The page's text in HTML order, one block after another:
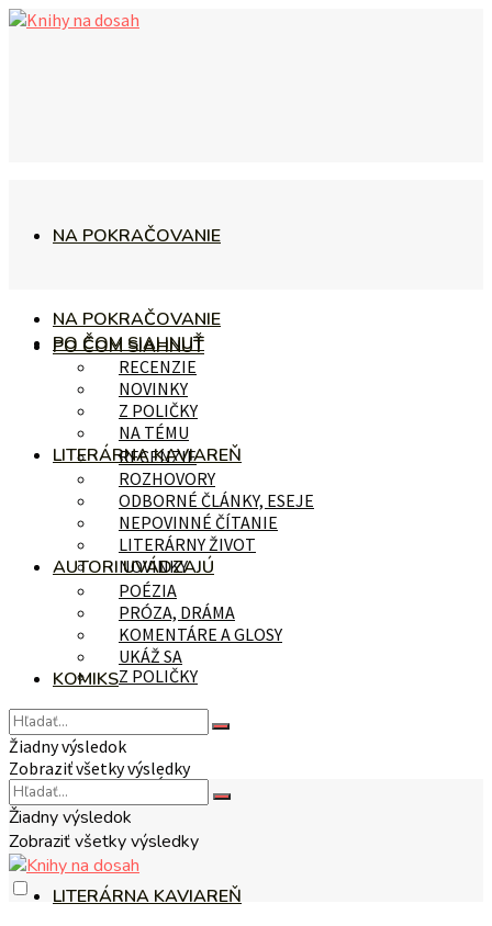
NA POKRAČOVANIE
PO ČOM SIAHNUŤ
RECENZIE
NOVINKY
Z POLIČKY
NA TÉMU
LITERÁRNA KAVIAREŇ
NA POKRAČOVANIE
PO ČOM SIAHNUŤ
RECENZIE
NOVINKY
Z POLIČKY
NA TÉMU
LITERÁRNA KAVIAREŇ
ROZHOVORY
ODBORNÉ ČLÁNKY, ESEJE
NEPOVINNÉ ČÍTANIE
LITERÁRNY ŽIVOT
AUTORI UVÁDZAJÚ
POÉZIA
PRÓZA, DRÁMA
KOMENTÁRE A GLOSY
UKÁŽ SA
KOMIKS
Žiadny výsledok
Zobraziť všetky výsledky
Žiadny výsledok
Zobraziť všetky výsledky